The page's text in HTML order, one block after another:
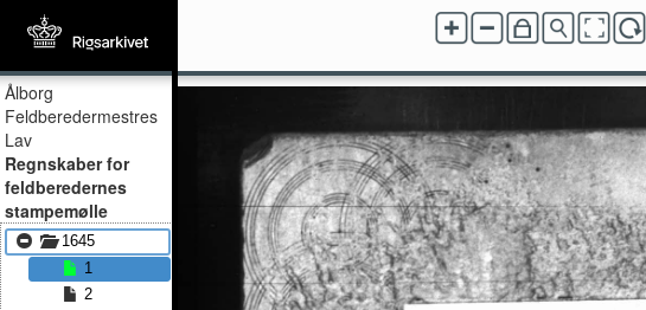
Ålborg
Feldberedermestres
Lav
Regnskaber for
feldberedernes
stampemølle
1645
1
2